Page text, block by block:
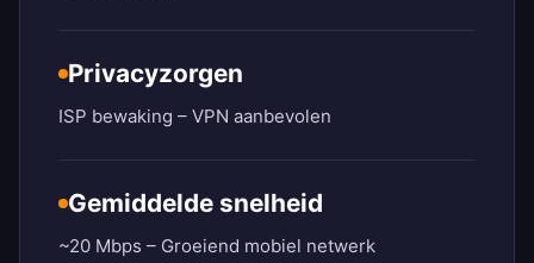
Privacyzorgen
ISP bewaking – VPN aanbevolen
Gemiddelde snelheid
~20 Mbps – Groeiend mobiel netwerk